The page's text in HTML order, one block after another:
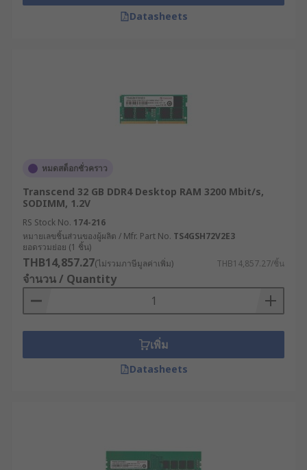
Datasheets
หมดสต็อกชั่วคราว
Transcend 32 GB DDR4 Desktop RAM 3200 Mbit/s,
SODIMM, 1.2V
RS Stock No. 174-216
หมายเลขชิ้นส่วนของผู้ผลิต / Mfr. Part No. TS4GSH72V2E3
ยอดรวมย่อย (1 ชิ้น)
THB14,857.27(ไม่รวมภาษีมูลค่าเพิ่ม) THB14,857.27/ชิ้น
จำนวน / Quantity
เพิ่ม
Datasheets